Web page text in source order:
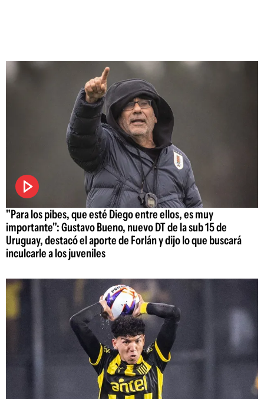
"Para los pibes, que esté Diego entre ellos, es muy
importante": Gustavo Bueno, nuevo DT de la sub 15 de
Uruguay, destacó el aporte de Forlán y dijo lo que buscará
inculcarle a los juveniles